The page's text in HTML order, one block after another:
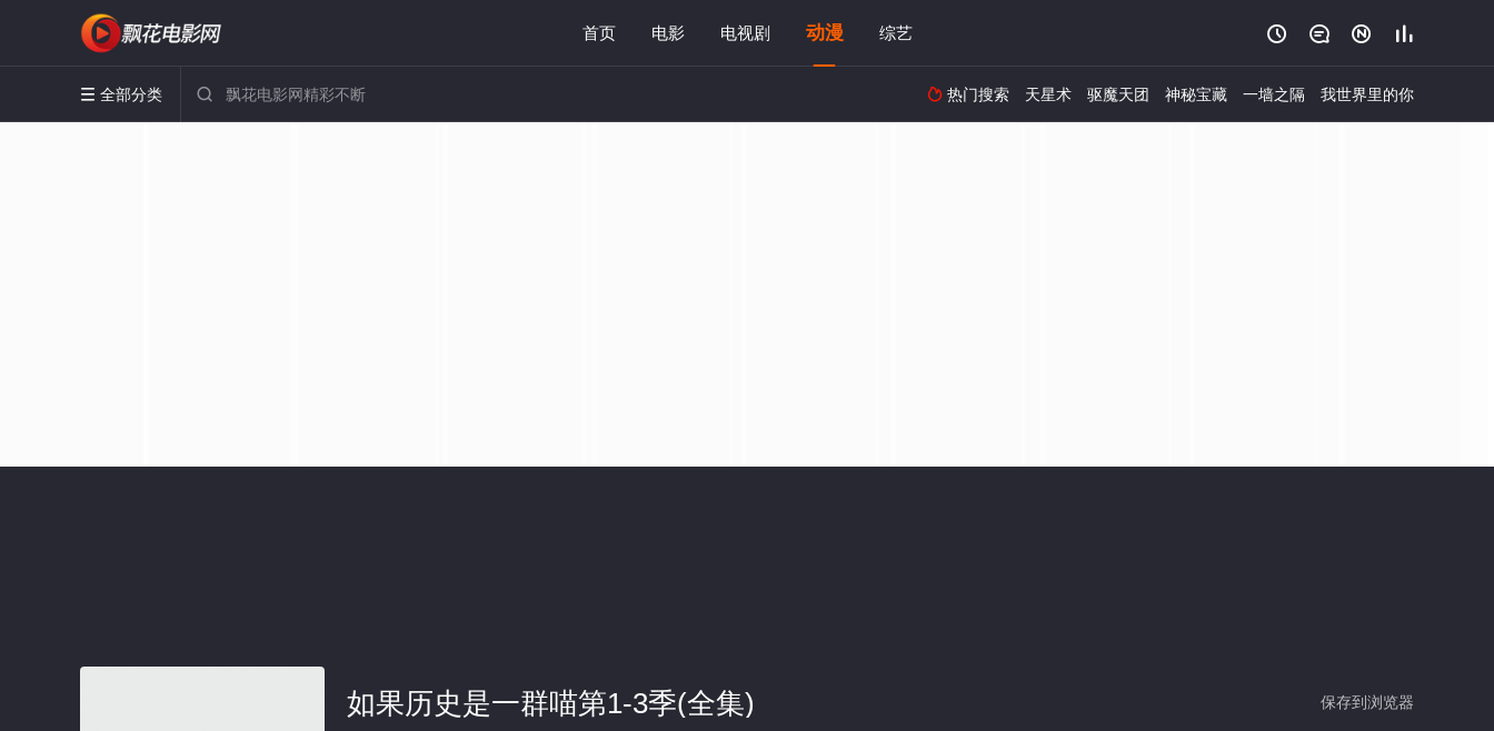
首页 电影 电视剧 动漫 综艺    
 全部分类   热门搜索 天星术 驱魔天团 神秘宝藏 一墙之隔 我世界里的你
保存到浏览器
如果历史是一群喵第1-3季(全集)